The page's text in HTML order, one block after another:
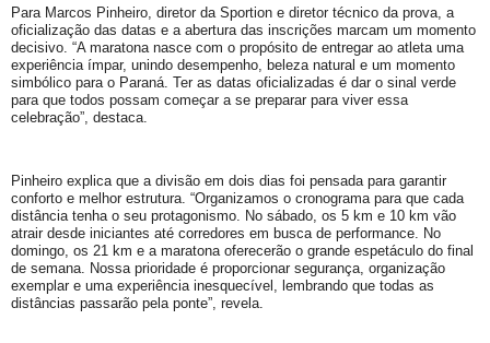
Para Marcos Pinheiro, diretor da Sportion e diretor técnico da prova, a
oficialização das datas e a abertura das inscrições marcam um momento
decisivo. “A maratona nasce com o propósito de entregar ao atleta uma
experiência ímpar, unindo desempenho, beleza natural e um momento
simbólico para o Paraná. Ter as datas oficializadas é dar o sinal verde
para que todos possam começar a se preparar para viver essa
celebração”, destaca.
Pinheiro explica que a divisão em dois dias foi pensada para garantir
conforto e melhor estrutura. “Organizamos o cronograma para que cada
distância tenha o seu protagonismo. No sábado, os 5 km e 10 km vão
atrair desde iniciantes até corredores em busca de performance. No
domingo, os 21 km e a maratona oferecerão o grande espetáculo do final
de semana. Nossa prioridade é proporcionar segurança, organização
exemplar e uma experiência inesquecível, lembrando que todas as
distâncias passarão pela ponte”, revela.